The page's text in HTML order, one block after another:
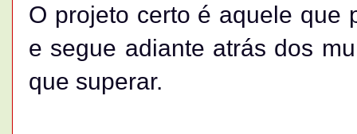
O projeto certo é aquele que
e segue adiante atrás dos
que superar.